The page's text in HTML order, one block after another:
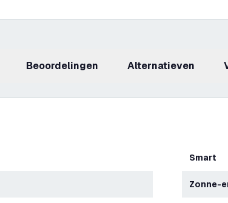
beoordelingen Alternatieven
Smart
Zonne-